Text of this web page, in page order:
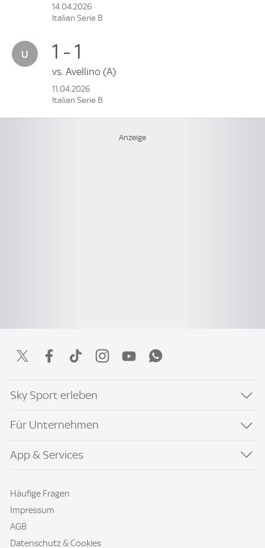
14.04.2026
Italian Serie B
1 - 1
vs. Avellino (A)
11.04.2026
Italian Serie B
Sky Sport erleben
Für Unternehmen
App & Services
Häufige Fragen
Impressum
AGB
Datenschutz & Cookies